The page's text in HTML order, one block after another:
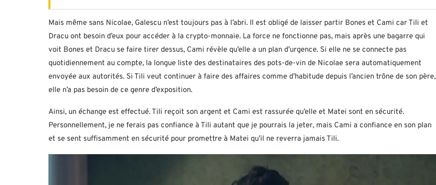
Mais même sans Nicolae, Galescu n’est toujours pas à l’abri. Il est obligé de laisser partir Bones et Cami car Tili et
Dracu ont besoin d’eux pour accéder à la crypto-monnaie. La force ne fonctionne pas, mais après une bagarre qui
voit Bones et Dracu se faire tirer dessus, Cami révèle qu’elle a un plan d’urgence. Si elle ne se connecte pas
quotidiennement au compte, la longue liste des destinataires des pots-de-vin de Nicolae sera automatiquement
envoyée aux autorités. Si Tili veut continuer à faire des affaires comme d’habitude depuis l’ancien trône de son père,
elle n’a pas besoin de ce genre d’exposition.
Ainsi, un échange est effectué. Tili reçoit son argent et Cami est rassurée qu’elle et Matei sont en sécurité.
Personnellement, je ne ferais pas confiance à Tili autant que je pourrais la jeter, mais Cami a confiance en son plan
et se sent suffisamment en sécurité pour promettre à Matei qu’il ne reverra jamais Tili.